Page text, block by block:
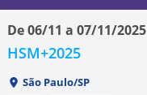
De 06/11 a 07/11/2025
HSM+2025
São Paulo/SP